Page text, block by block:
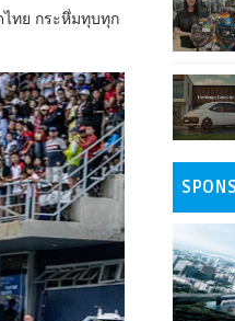
ไทย กระหึ่มทุบทุก